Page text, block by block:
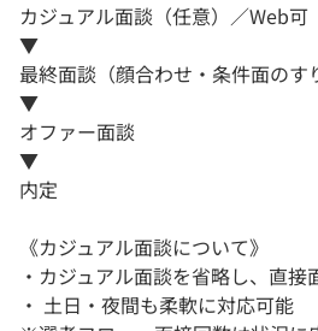
カジュアル面談（任意）／Web可
▼
最終面談（顔合わせ・条件面のす
▼
オファー面談
▼
内定
《カジュアル面談について》
・カジュアル面談を省略し、直
・ 土日・夜間も柔軟に対応可能